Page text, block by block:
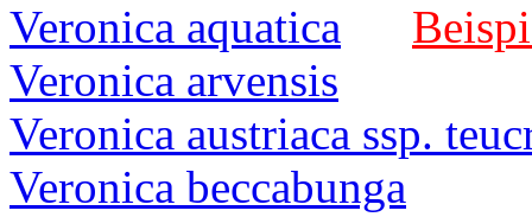
Veronica aquatica
Veronica arvensis
Veronica austriaca ssp.
Veronica beccabunga